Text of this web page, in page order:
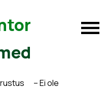
– Ei ole